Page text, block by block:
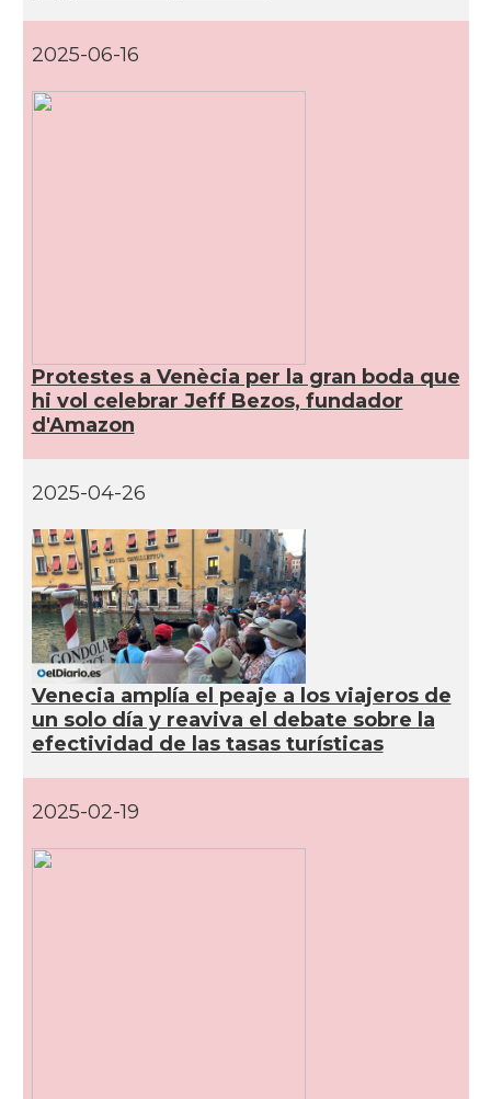
2025-06-16
Protestes a Venècia per la gran boda que
hi vol celebrar Jeff Bezos, fundador
d'Amazon
2025-04-26
Venecia amplía el peaje a los viajeros de
un solo día y reaviva el debate sobre la
efectividad de las tasas turísticas
2025-02-19